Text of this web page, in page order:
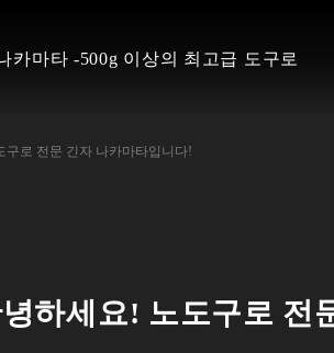
카마타 -500g 이상의 최고급 도구로
구로 전문 긴자 나카마타입니다!
하세요! 노도구로 전